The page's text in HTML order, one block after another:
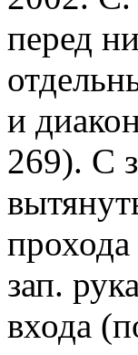
перед
и
269). С
зап.
входа